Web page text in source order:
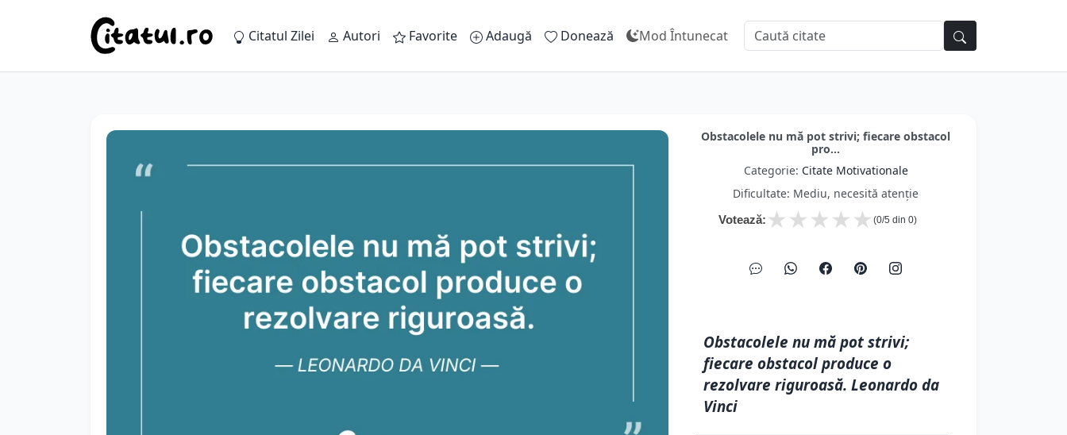
Citatul Zilei Autori Favorite Adaugă Donează Mod Întunecat
Obstacolele nu mă pot strivi; fiecare obstacol
pro...
Categorie: Citate Motivationale
Dificultate: Mediu, necesită atenție
Votează: ★
★
★
★
★ (0/5 din 0)
Obstacolele nu mă pot strivi;
fiecare obstacol produce o
rezolvare riguroasă. Leonardo da
Vinci